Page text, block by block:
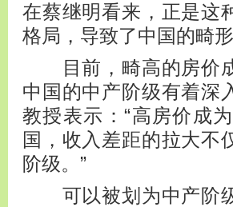
在蔡继明看来，正是这
格局，导致了中国的畸形
目前，畸高的房价成
中国的中产阶级有着深
教授表示：“高房价成
国，收入差距的拉大不
阶级。”
可以被划为中产阶级